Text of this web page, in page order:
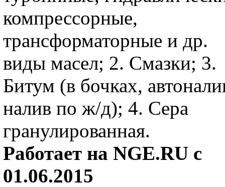
компрессорные,
трансформаторные и др.
виды масел; 2. Смазки; 3.
Битум (в бочках,
налив по ж/д); 4. Сера
гранулированная.
Работает на NGE.RU с
01.06.2015